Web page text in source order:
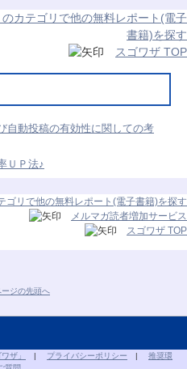
カテゴリで他の無料レポート(電子
書籍)を探す
スゴワザ TOP
自動投稿の有効性に関しての考
ＵＰ法♪
ゴリで他の無料レポート(電子書籍)を探す
メルマガ読者増加サービス
スゴワザ TOP
ザ」 | プライバシーポリシー | 推奨環